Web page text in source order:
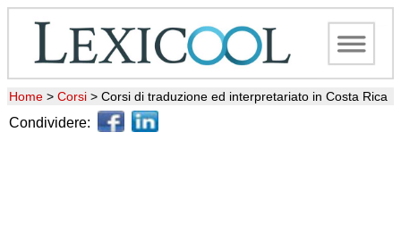
Home > Corsi > Corsi di traduzione ed interpretariato in Costa Rica
Condividere: